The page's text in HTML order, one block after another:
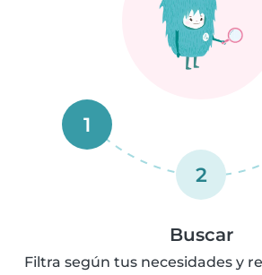
1
2
Buscar
Filtra según tus necesidades y